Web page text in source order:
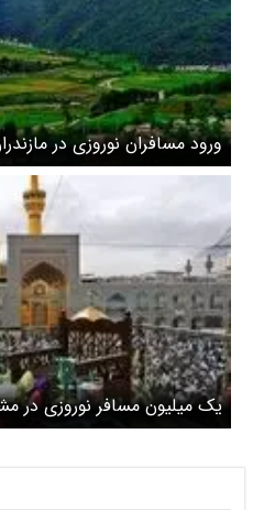
ورود مسافران نوروزی در
یک میلیون مسافر نوروزی در